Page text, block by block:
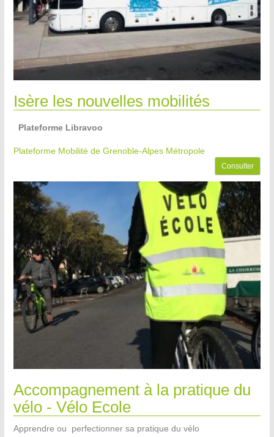
Isère les nouvelles mobilités
Plateforme Libravoo
Plateforme Mobilité de Grenoble-Alpes Métropole
Consulter
Accompagnement à la pratique du
vélo - Vélo Ecole
Apprendre ou perfectionner sa pratique du vélo